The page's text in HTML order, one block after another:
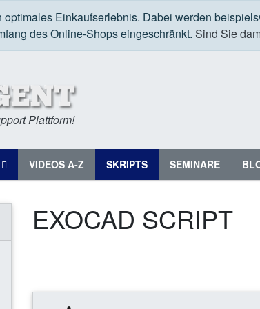
Einkaufserlebnis. Dabei werden
des Online-Shops eingeschränkt. Sind Sie
Plattform!
VIDEOS A-Z SKRIPTS SEMINARE
EXOCAD SCRIPT